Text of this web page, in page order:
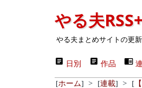
やる夫
やる夫まとめサイトの更
日別 作品
[ホーム] > [連載] > [